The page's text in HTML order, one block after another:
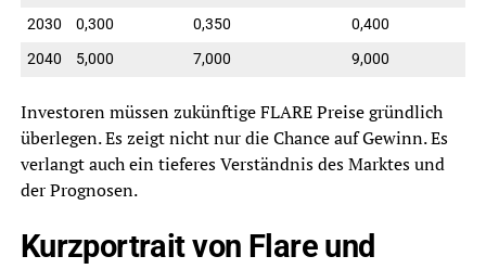
2030
0,300 0,350
0,400
2040
5,000 7,000 9,000
Investoren müssen zukünftige FLARE Preise gründlich
überlegen. Es zeigt nicht nur die Chance auf Gewinn. Es
verlangt auch ein tieferes Verständnis des Marktes und
der Prognosen.
Kurzportrait von Flare und